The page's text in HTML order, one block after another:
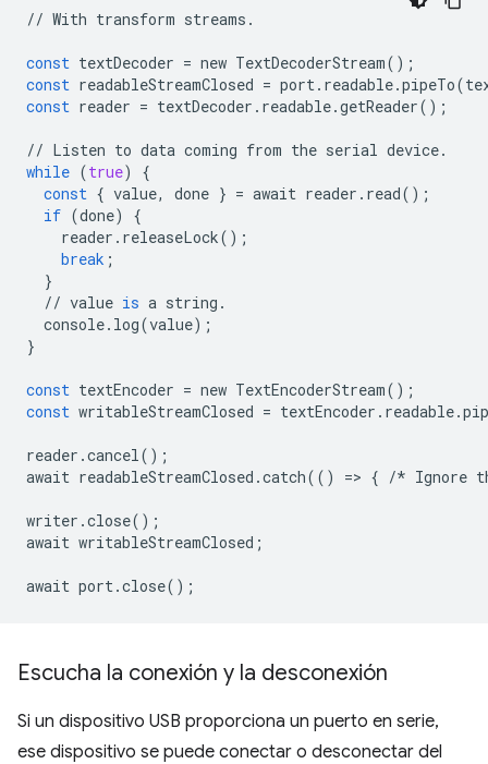
// With transform streams .
const textDecoder = new TextDecoderStream();
const readableStreamClosed = port. readable.pipeTo(
const reader = textDecoder . readable.getReader();
// Listen to data coming from the serial device.
while (true)
{
const { value, done } = await reader . read();
if (done)
{
reader . releaseLock();
break ;
}
// value is a string .
console. log(value);
}
const textEncoder = new TextEncoderStream();
const writableStreamClosed = textEncoder . readable.
reader .cancel();
await readableStreamClosed .catch(() => { /* Ignore
writer .close();
await writableStreamClosed ;
await port.close();
Escucha la conexión y la desconexión
Si un dispositivo USB proporciona un puerto en serie,
ese dispositivo se puede conectar o desconectar del